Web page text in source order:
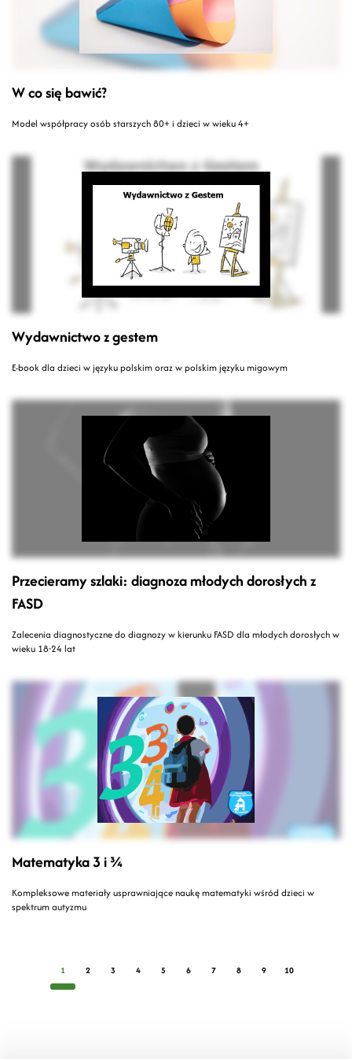
W co się bawić?
Model współpracy osób starszych 80+ i dzieci w wieku 4+
Wydawnictwo z gestem
E-book dla dzieci w języku polskim oraz w polskim języku migowym
Przecieramy szlaki: diagnoza młodych dorosłych z
FASD
Zalecenia diagnostyczne do diagnozy w kierunku FASD dla młodych dorosłych w
wieku 18-24 lat
Matematyka 3 i ¾
Kompleksowe materiały usprawniające naukę matematyki wśród dzieci w
spektrum autyzmu
1 2 3 4 5 6 7 8 9 10